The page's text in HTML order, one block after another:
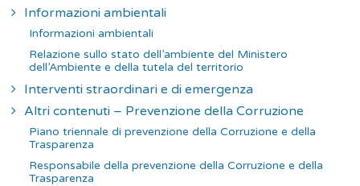
Informazioni ambientali
Informazioni ambientali
Relazione sullo stato dell’ambiente del Ministero
dell’Ambiente e della tutela del territorio
Interventi straordinari e di emergenza
Altri contenuti – Prevenzione della Corruzione
Piano triennale di prevenzione della Corruzione e della
Trasparenza
Responsabile della prevenzione della Corruzione e della
Trasparenza